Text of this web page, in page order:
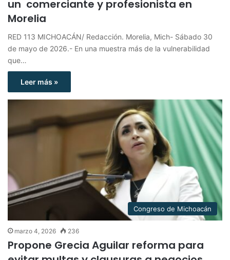
un comerciante y profesionista en
Morelia
RED 113 MICHOACÁN/ Redacción. Morelia, Mich- Sábado 30
de mayo de 2026.- En una muestra más de la vulnerabilidad
que…
Leer más »
Congreso de Michoacán
marzo 4, 2026 236
Propone Grecia Aguilar reforma para